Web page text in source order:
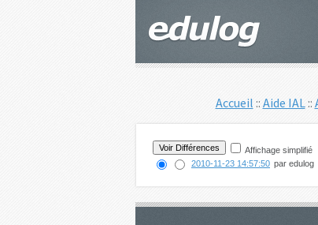
Accueil :: Aide IAL::
Affichage simplifié
2010-11-23 14:57:50 par edulog